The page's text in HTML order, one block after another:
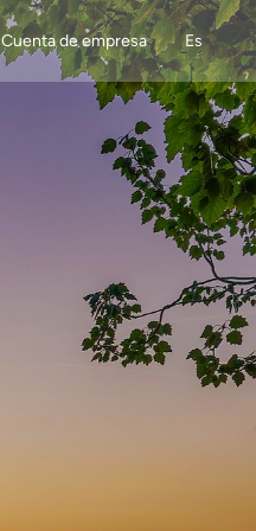
Cuenta de empresa Es